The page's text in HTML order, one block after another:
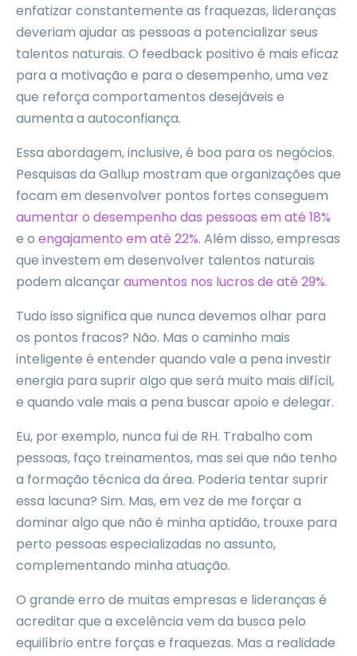
enfatizar constantemente as fraquezas, lideranças
deveriam ajudar as pessoas a potencializar seus
talentos naturais. O feedback positivo é mais eficaz
para a motivação e para o desempenho, uma vez
que reforça comportamentos desejáveis e
aumenta a autoconfiança.
Essa abordagem, inclusive, é boa para os negócios.
Pesquisas da Gallup mostram que organizações que
focam em desenvolver pontos fortes conseguem
aumentar o desempenho das pessoas em até 18%
e o engajamento em até 22%. Além disso, empresas
que investem em desenvolver talentos naturais
podem alcançaraumentos nos lucros de até 29%.
Tudo isso significa que nunca devemos olhar para
os pontos fracos? Não. Mas o caminho mais
inteligente é entender quando vale a pena investir
energia para suprir algo que será muito mais difícil,
e quando vale mais a pena buscar apoio e delegar.
Eu, por exemplo, nunca fui de RH. Trabalho com
pessoas, faço treinamentos, mas sei que não tenho
a formação técnica da área. Poderia tentar suprir
essa lacuna? Sim. Mas, em vez de me forçar a
dominar algo que não é minha aptidão, trouxe para
perto pessoas especializadas no assunto,
complementando minha atuação.
O grande erro de muitas empresas e lideranças é
acreditar que a excelência vem da busca pelo
equilíbrio entre forças e fraquezas. Mas a realidade